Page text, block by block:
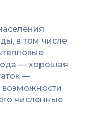
в том числе
— хорошая
—
возможности
численные